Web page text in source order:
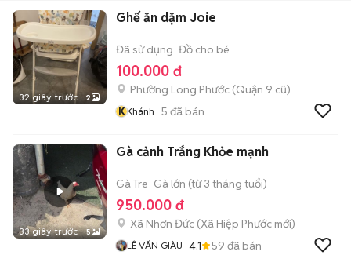
32 giây trước 2
Ghế ăn dặm Joie
Đã sử dụng Đồ cho bé
100.000 đ
Phường Long Phước (Quận 9 cũ)
KKhánh 5 đã bán
33 giây trước 5
Gà cảnh Trắng Khỏe mạnh
Gà Tre Gà lớn (từ 3 tháng tuổi)
950.000 đ
Xã Nhơn Đức (Xã Hiệp Phước mới)
LÊ VĂN GIÀU 4.1 59 đã bán